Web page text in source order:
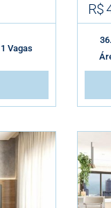
1 Vagas
R$